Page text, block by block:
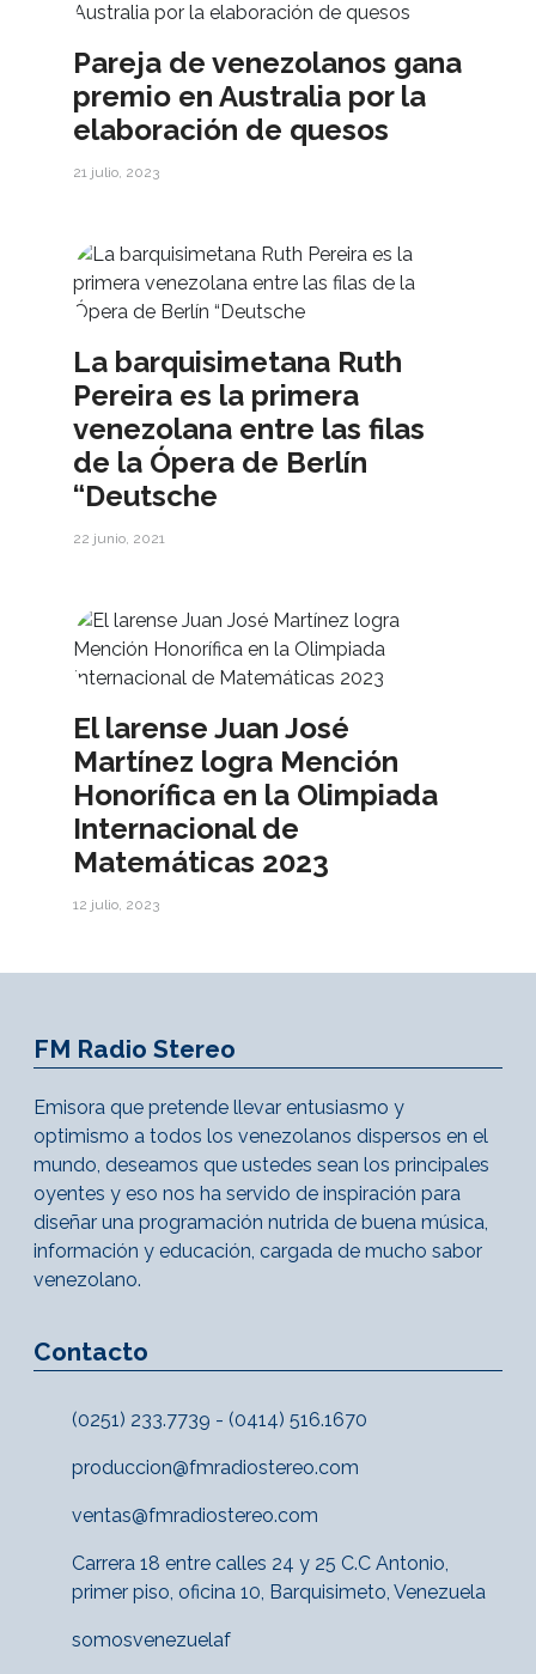
Pareja de venezolanos gana
premio en Australia por la
elaboración de quesos
21 julio, 2023
La barquisimetana Ruth
Pereira es la primera
venezolana entre las filas
de la Ópera de Berlín
“Deutsche
22 junio, 2021
El larense Juan José
Martínez logra Mención
Honorífica en la Olimpiada
Internacional de
Matemáticas 2023
12 julio, 2023
FM Radio Stereo
Emisora que pretende llevar entusiasmo y
optimismo a todos los venezolanos dispersos en el
mundo, deseamos que ustedes sean los principales
oyentes y eso nos ha servido de inspiración para
diseñar una programación nutrida de buena música,
información y educación, cargada de mucho sabor
venezolano.
Contacto
(0251) 233.7739 - (0414) 516.1670
produccion@fmradiostereo.com
ventas@fmradiostereo.com
Carrera 18 entre calles 24 y 25 C.C Antonio,
primer piso, oficina 10, Barquisimeto, Venezuela
somosvenezuelaf